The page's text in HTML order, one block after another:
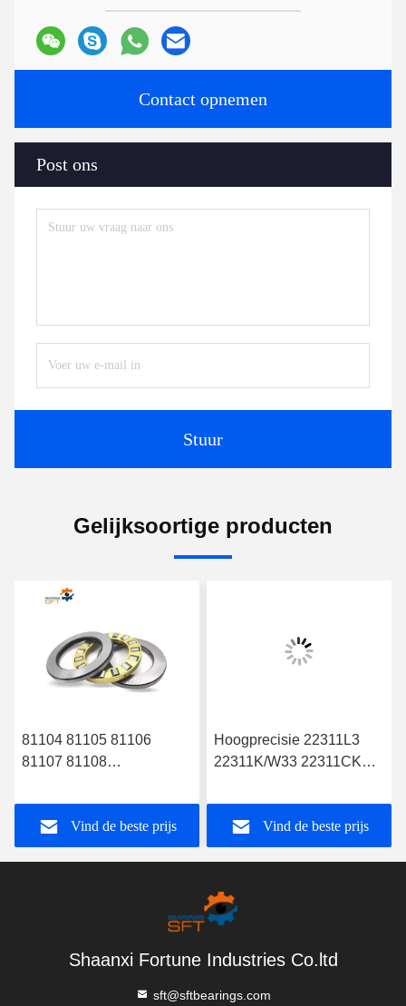
Contact opnemen
Post ons
Stuur
Gelijksoortige producten
81104 81105 81106
81107 81108
P4 P2 met een
nauwkeurigheidscategorie
en met chroomstaal
Vind de beste prijs
Hoogprecisie 22311L3
22311K/W33 22311CK
Vind de beste prijs
Shaanxi Fortune Industries Co.ltd
sft@sftbearings.com